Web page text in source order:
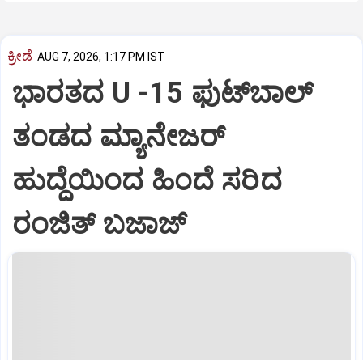
ಕ್ರೀಡೆ AUG 7, 2026, 1:17 PM IST
ಭಾರತದ U -15 ಫುಟ್‌ಬಾಲ್
ತಂಡದ ಮ್ಯಾನೇಜರ್‌
ಹುದ್ದೆಯಿಂದ ಹಿಂದೆ ಸರಿದ
ರಂಜಿತ್‌ ಬಜಾಜ್‌